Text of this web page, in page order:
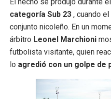
categoría Sub 23 , cuando
conjunto nicoleño. En un
árbitro Leonel Marchioni
futbolista visitante, quien
lo agredió con un golpe de